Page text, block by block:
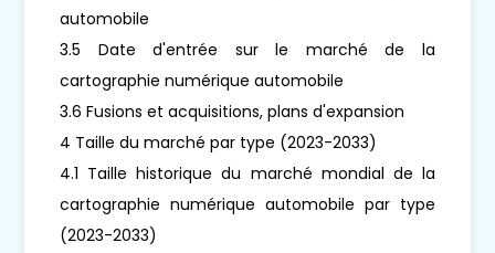
automobile
3.5 Date d'entrée sur le marché de la
cartographie numérique automobile
3.6 Fusions et acquisitions, plans d'expansion
4 Taille du marché par type (2023-2033)
4.1 Taille historique du marché mondial de la
cartographie numérique automobile par type
(2023-2033)